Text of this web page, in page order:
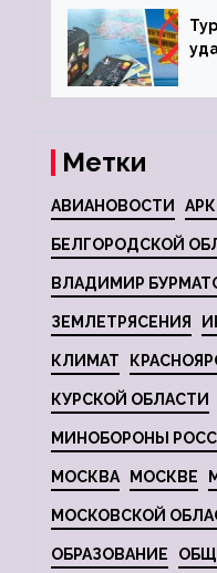
Метки
АВИАНОВОСТИ
БЕЛГОРОДСКОЙ
ВЛАДИМИР
ЗЕМЛЕТРЯСЕНИЯ
КЛИМАТ
КУРСКОЙ ОБЛАСТИ
МИНОБОРОНЫ
МОСКВА МОСКВЕ
МОСКОВСКОЙ
ОБРАЗОВАНИЕ